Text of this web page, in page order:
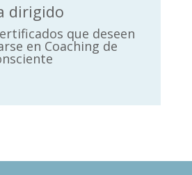
dirigido
que deseen
en Coaching de